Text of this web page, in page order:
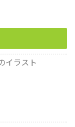
イラスト